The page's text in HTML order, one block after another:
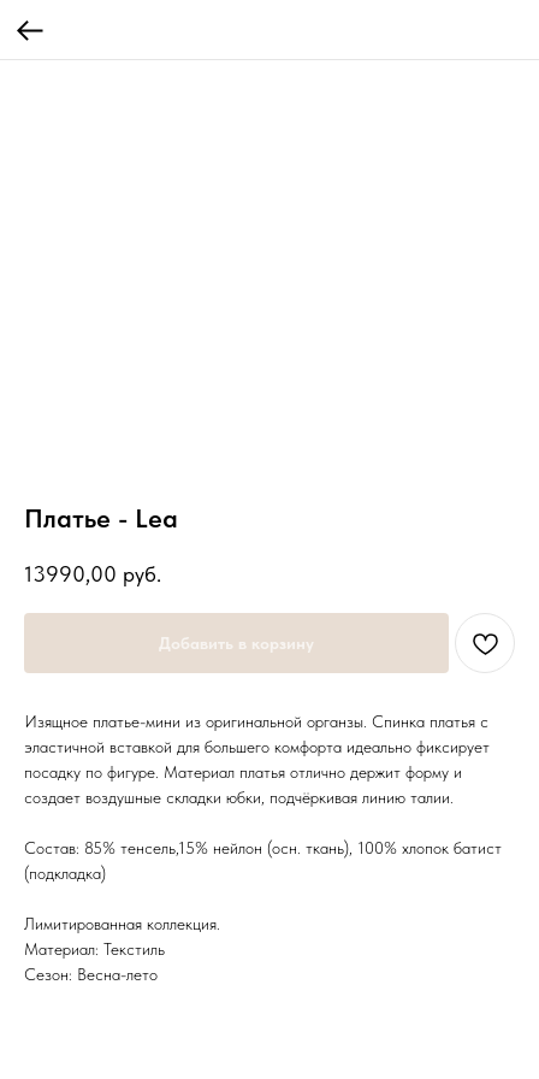
Платье - Lea
13990,00 руб.
Добавить в корзину
Изящное платье-мини из оригинальной органзы. Спинка платья с
эластичной вставкой для большего комфорта идеально фиксирует
посадку по фигуре. Материал платья отлично держит форму и
создает воздушные складки юбки, подчёркивая линию талии.
Состав: 85% тенсель,15% нейлон (осн. ткань), 100% хлопок батист
(подкладка)
Лимитированная коллекция.
Материал: Текстиль
Сезон: Весна-лето